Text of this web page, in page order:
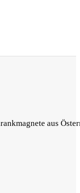
aus